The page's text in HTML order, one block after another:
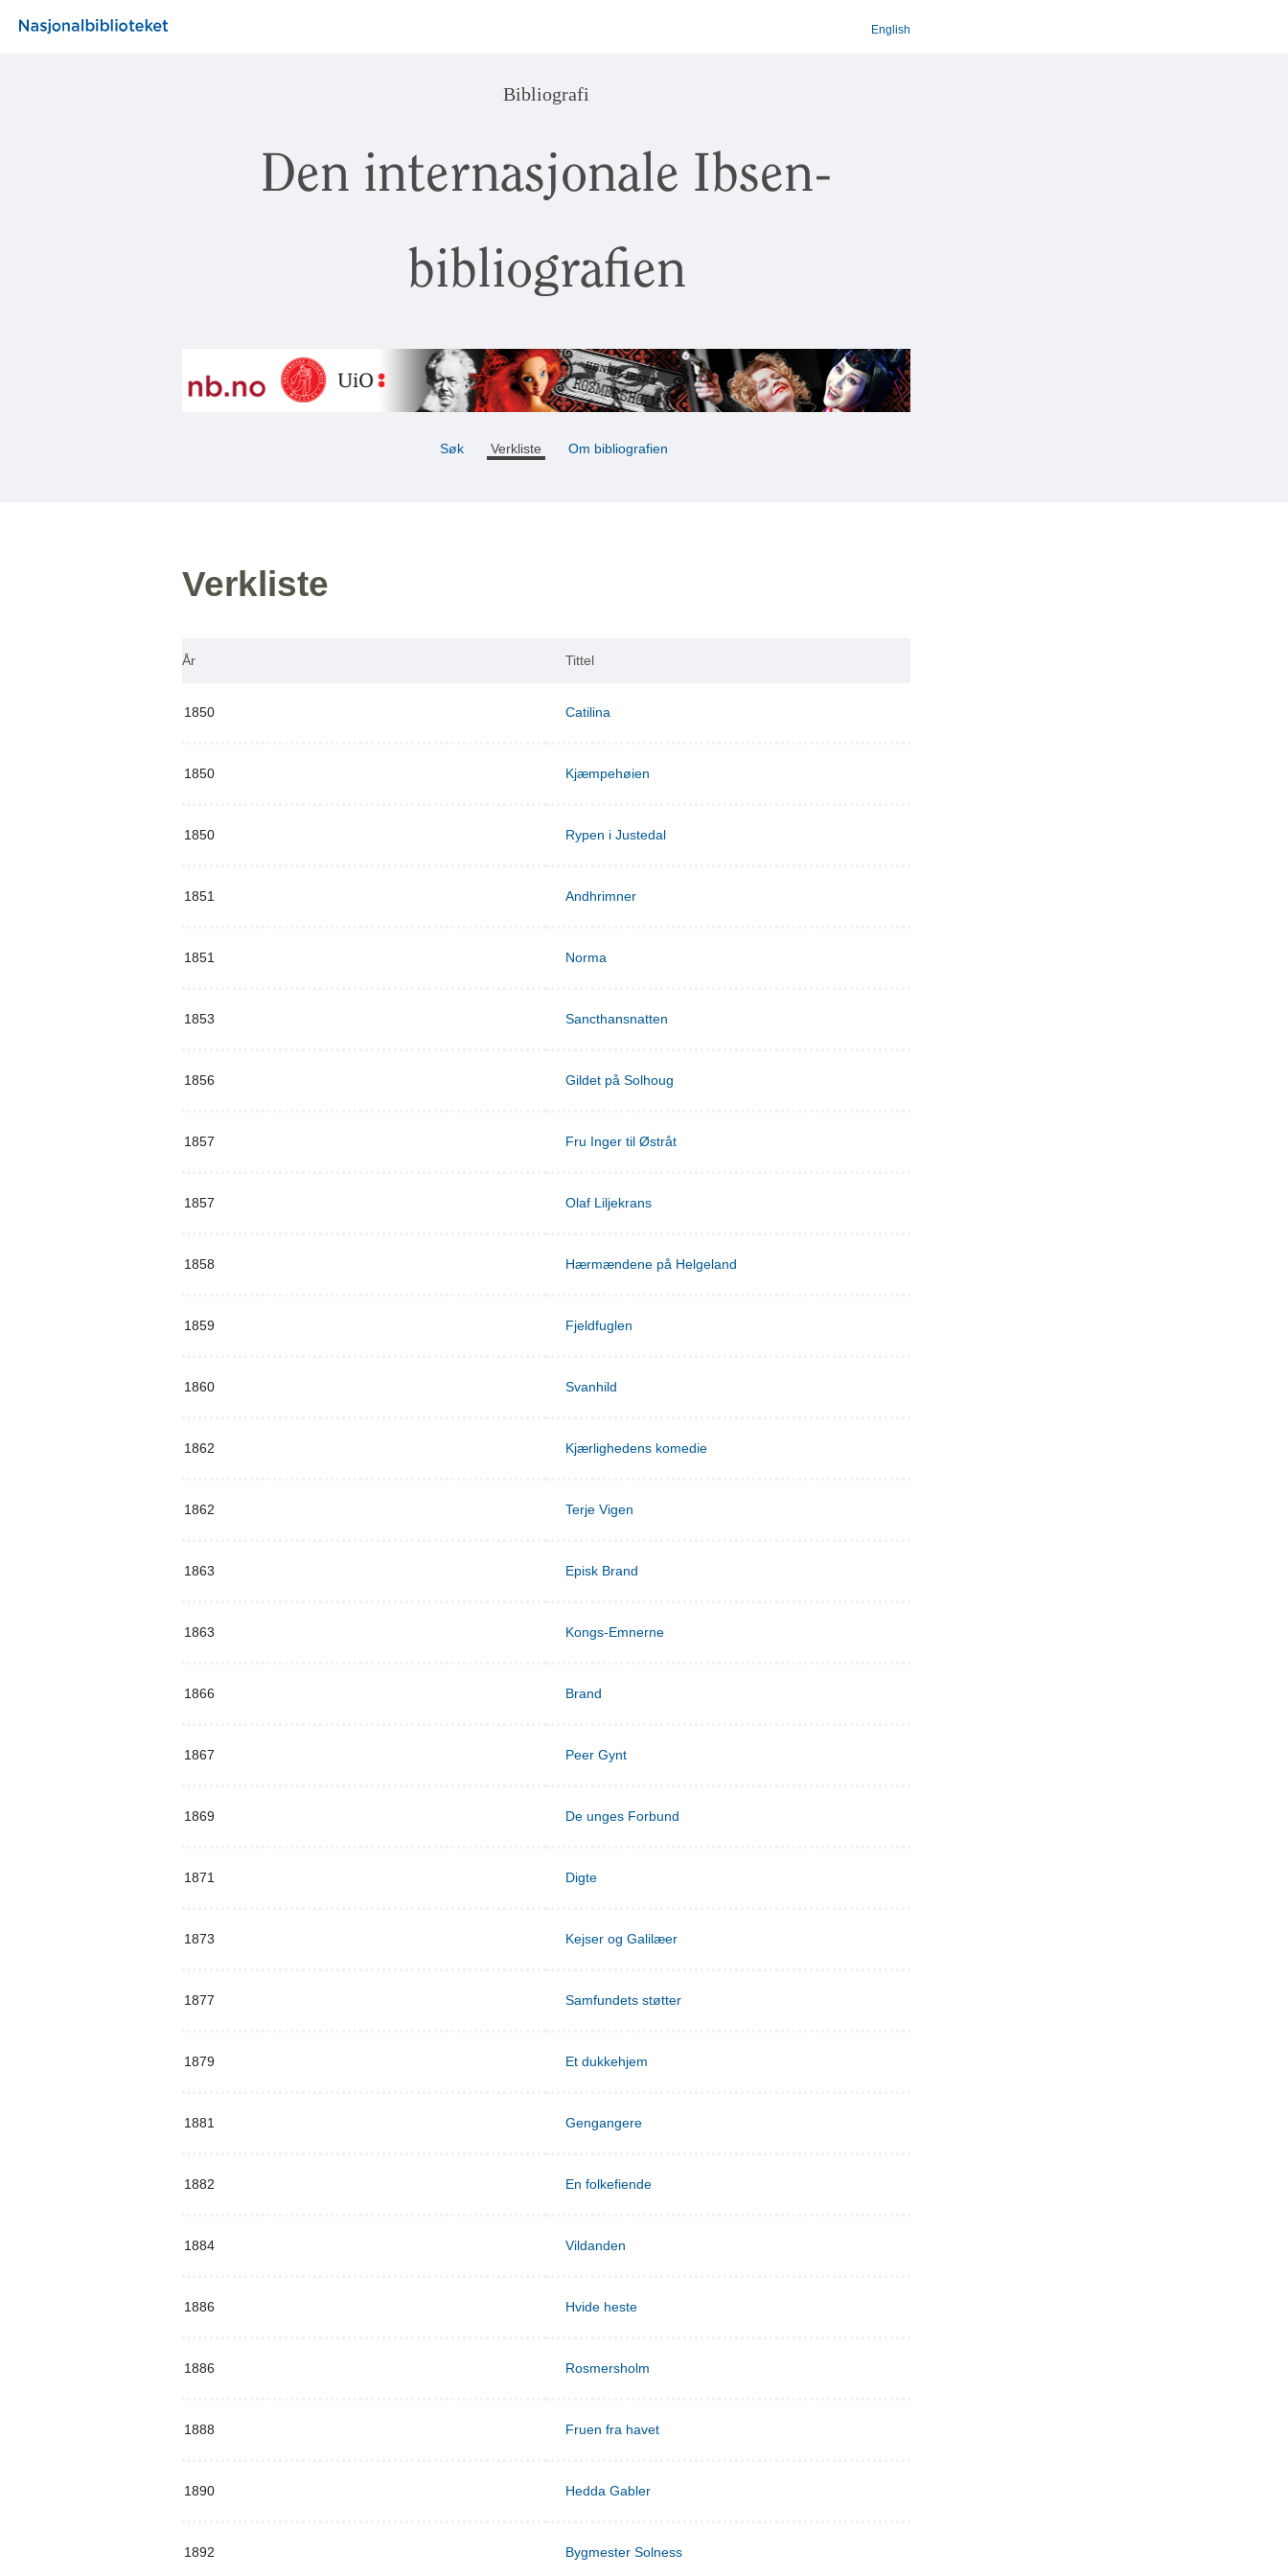
English
Bibliografi
Den internasjonale Ibsen-
bibliografien
Søk Verkliste Om bibliografien
Verkliste
År Tittel
1850 Catilina
1850 Kjæmpehøien
1850 Rypen i Justedal
1851 Andhrimner
1851 Norma
1853 Sancthansnatten
1856 Gildet på Solhoug
1857 Fru Inger til Østråt
1857 Olaf Liljekrans
1858 Hærmændene på Helgeland
1859 Fjeldfuglen
1860 Svanhild
1862 Kjærlighedens komedie
1862 Terje Vigen
1863 Episk Brand
1863 Kongs-Emnerne
1866 Brand
1867 Peer Gynt
1869 De unges Forbund
1871 Digte
1873 Kejser og Galilæer
1877 Samfundets støtter
1879 Et dukkehjem
1881 Gengangere
1882 En folkefiende
1884 Vildanden
1886 Hvide heste
1886 Rosmersholm
1888 Fruen fra havet
1890 Hedda Gabler
1892 Bygmester Solness